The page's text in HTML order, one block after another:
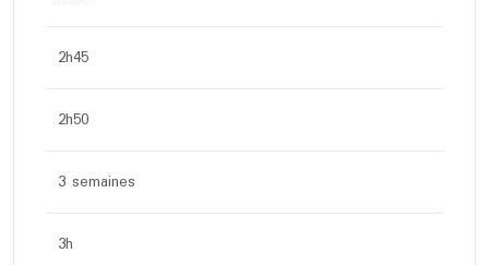
2h45
2h50
3 semaines
3h